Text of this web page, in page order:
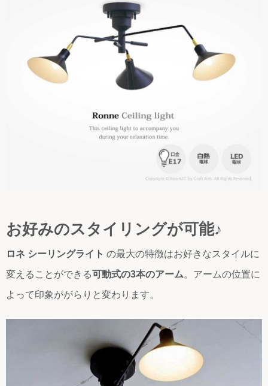
お好みのスタイリングが可能♪
ロネ シーリングライト の最大の特徴はお好きなスタイルに
変えることができる可動式の3本のアーム。アームの位置に
よって印象ががらりと変わります。